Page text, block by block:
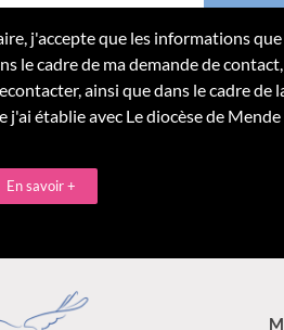
j'accepte que les informations
le cadre de ma demande de
ainsi que dans le cadre de
j'ai établie avec Le diocèse de Mende
En savoir +